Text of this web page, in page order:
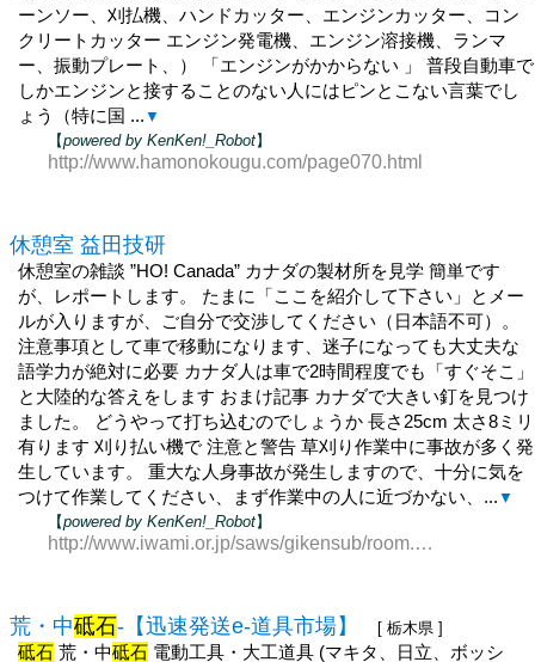
ーンソー、刈払機、ハンドカッター、エンジンカッター、コン
クリートカッター エンジン発電機、エンジン溶接機、ランマ
ー、振動プレート、） 「エンジンがかからない 」 普段自動車で
しかエンジンと接することのない人にはピンとこない言葉でし
ょう（特に国 ... ▼
【powered by KenKen!_Robot】
http://www.hamonokougu.com/page070.html
休憩室 益田技研
休憩室の雑談 ”HO! Canada” カナダの製材所を見学 簡単です
が、レポートします。 たまに「ここを紹介して下さい」とメー
ルが入りますが、ご自分で交渉してください（日本語不可）。
注意事項として車で移動になります、迷子になっても大丈夫な
語学力が絶対に必要 カナダ人は車で2時間程度でも「すぐそこ」
と大陸的な答えをします おまけ記事 カナダで大きい釘を見つけ
ました。 どうやって打ち込むのでしょうか 長さ25cm 太さ8ミリ
有ります 刈り払い機で 注意と警告 草刈り作業中に事故が多く発
生しています。 重大な人身事故が発生しますので、十分に気を
つけて作業してください、まず作業中の人に近づかない、... ▼
【powered by KenKen!_Robot】
http://www.iwami.or.jp/saws/gikensub/room.htm
荒・中砥石-【迅速発送e-道具市場】 [ 栃木県 ]
砥石 荒・中砥石 電動工具・大工道具 (マキタ、日立、ボッシ